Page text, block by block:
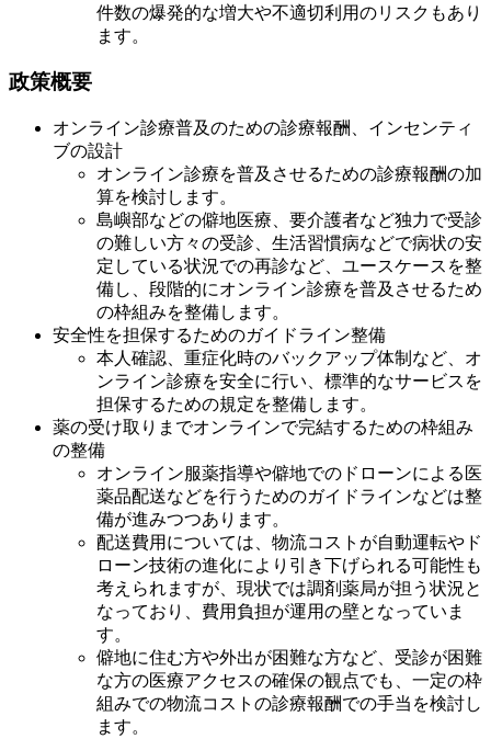
件数の爆発的な増大や不適切利用のリスクもあり
ます。
政策概要
オンライン診療普及のための診療報酬、インセンティ
ブの設計
オンライン診療を普及させるための診療報酬の加
算を検討します。
島嶼部などの僻地医療、要介護者など独力で受診
の難しい方々の受診、生活習慣病などで病状の安
定している状況での再診など、ユースケースを整
備し、段階的にオンライン診療を普及させるため
の枠組みを整備します。
安全性を担保するためのガイドライン整備
本人確認、重症化時のバックアップ体制など、オ
ンライン診療を安全に行い、標準的なサービスを
担保するための規定を整備します。
薬の受け取りまでオンラインで完結するための枠組み
の整備
オンライン服薬指導や僻地でのドローンによる医
薬品配送などを行うためのガイドラインなどは整
備が進みつつあります。
配送費用については、物流コストが自動運転やド
ローン技術の進化により引き下げられる可能性も
考えられますが、現状では調剤薬局が担う状況と
なっており、費用負担が運用の壁となっていま
す。
僻地に住む方や外出が困難な方など、受診が困難
な方の医療アクセスの確保の観点でも、一定の枠
組みでの物流コストの診療報酬での手当を検討し
ます。